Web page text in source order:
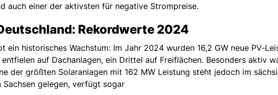
auch einer der aktivsten für negative Strompreise.
Rekordwerte 2024
ein historisches Wachstum: Im Jahr 2024 wurden 16,2 GW neue PV-
auf Dachanlagen, ein Drittel auf Freiflächen. Besonders aktiv
der größten Solaranlagen mit 162 MW Leistung steht jedoch im
gelegen, verfügt sogar